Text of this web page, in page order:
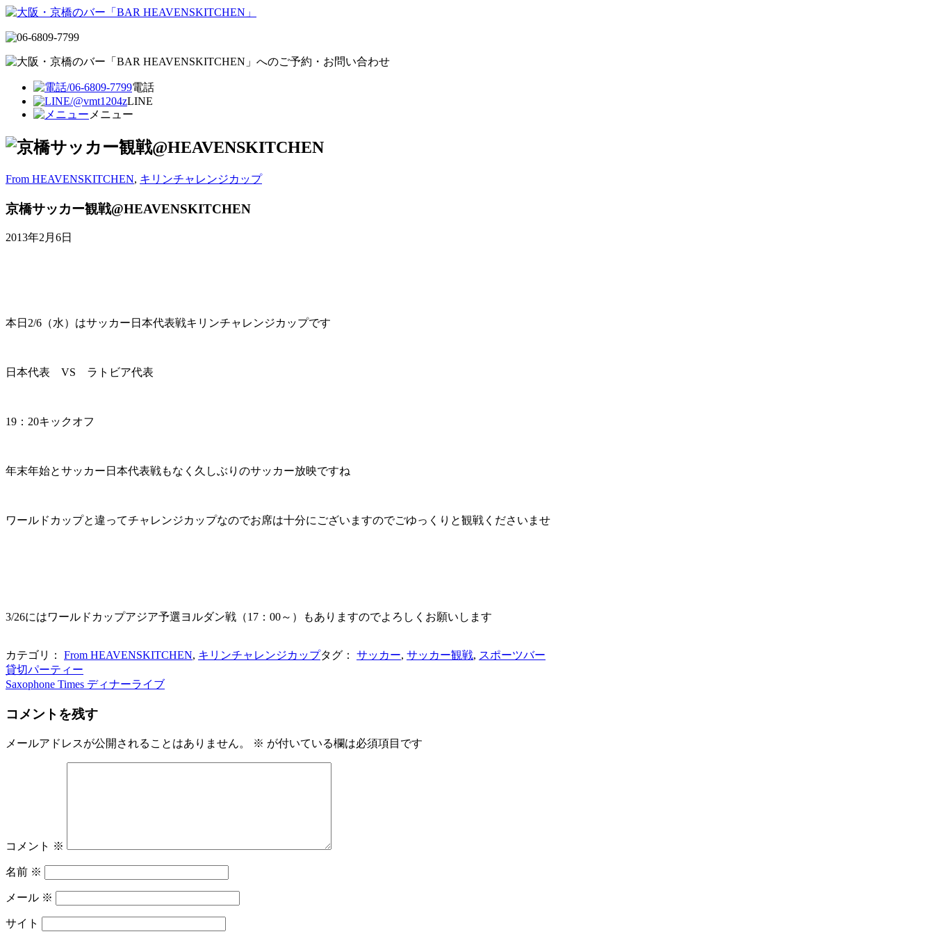
電話
LINE
メニュー
From HEAVENSKITCHEN, キリンチャレンジカップ
京橋サッカー観戦@HEAVENSKITCHEN
2013年2月6日
本日2/6（水）はサッカー日本代表戦キリンチャレンジカップです
日本代表 VS ラトビア代表
19：20キックオフ
年末年始とサッカー日本代表戦もなく久しぶりのサッカー放映ですね
ワールドカップと違ってチャレンジカップなのでお席は十分にございますのでごゆっくりと観戦くださいませ
3/26にはワールドカップアジア予選ヨルダン戦（17：00～）もありますのでよろしくお願いします
カテゴリ： From HEAVENSKITCHEN, キリンチャレンジカップタグ： サッカー, サッカー観戦, スポーツバー
貸切パーティー
Saxophone Times ディナーライブ
コメントを残す
メールアドレスが公開されることはありません。 ※ が付いている欄は必須項目です
コメント ※
名前 ※
メール ※
サイト